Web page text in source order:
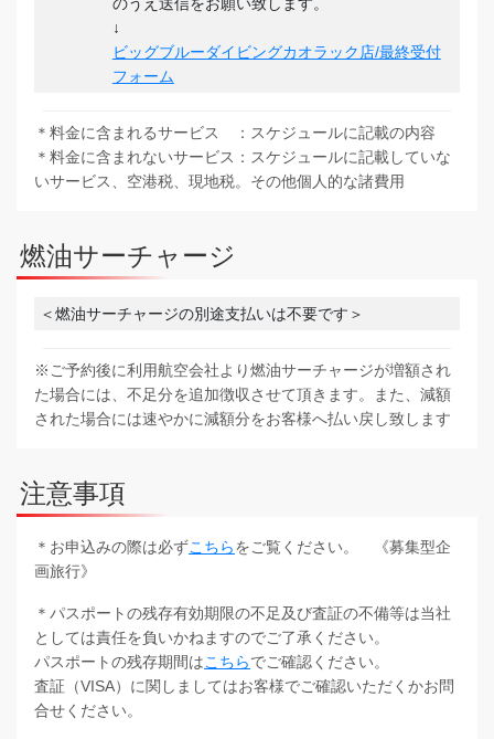
↓
ビッグブルーダイビングカオラック店/最終受付
フォーム
＊料金に含まれるサービス ：スケジュールに記載の内容
＊料金に含まれないサービス：スケジュールに記載していな
いサービス、空港税、現地税。その他個人的な諸費用
燃油サーチャージ
＜燃油サーチャージの別途支払いは不要です＞
※ご予約後に利用航空会社より燃油サーチャージが増額され
た場合には、不足分を追加徴収させて頂きます。また、減額
された場合には速やかに減額分をお客様へ払い戻し致します
注意事項
＊お申込みの際は必ずこちらをご覧ください。 《募集型企
画旅行》
＊パスポートの残存有効期限の不足及び査証の不備等は当社
としては責任を負いかねますのでご了承ください。
パスポートの残存期間はこちらでご確認ください。
査証（VISA）に関しましてはお客様でご確認いただくかお問
合せください。